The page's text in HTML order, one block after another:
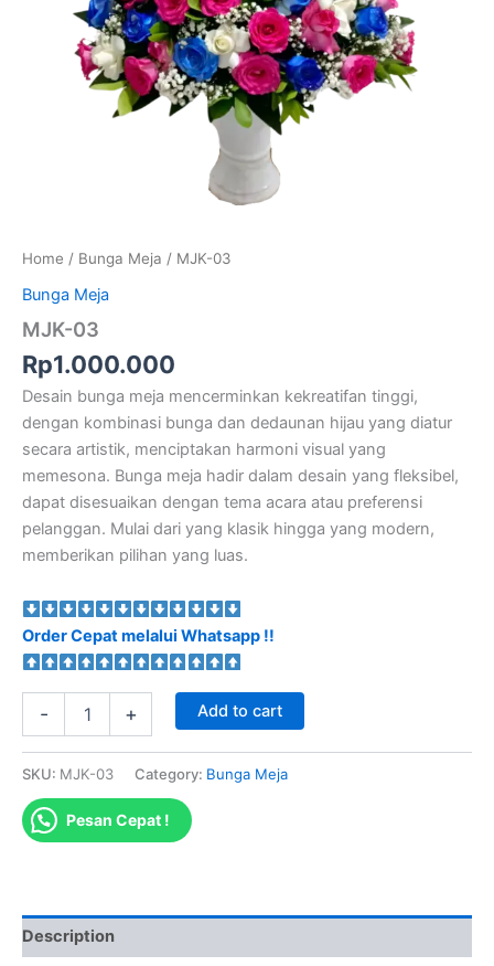
Home / Bunga Meja / MJK-03
Bunga Meja
MJK-03
Rp1.000.000
Desain bunga meja mencerminkan kekreatifan tinggi,
dengan kombinasi bunga dan dedaunan hijau yang diatur
secara artistik, menciptakan harmoni visual yang
memesona. Bunga meja hadir dalam desain yang fleksibel,
dapat disesuaikan dengan tema acara atau preferensi
pelanggan. Mulai dari yang klasik hingga yang modern,
memberikan pilihan yang luas.
Order Cepat melalui Whatsapp !!
- + Add to cart
SKU: MJK-03 Category: Bunga Meja
Pesan Cepat !
Description